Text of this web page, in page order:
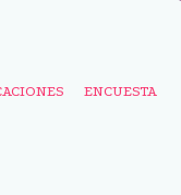
ENCUESTA